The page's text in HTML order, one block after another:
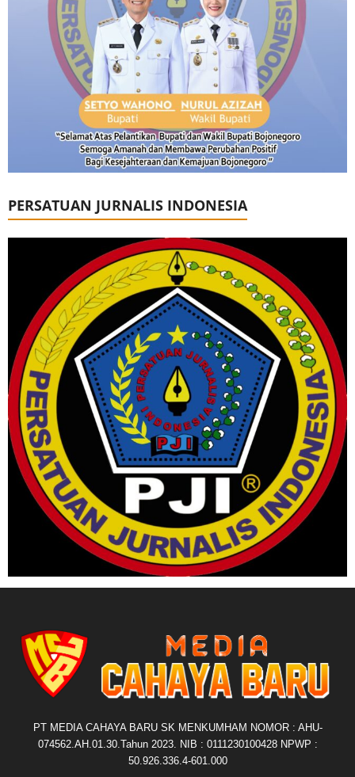
PERSATUAN JURNALIS INDONESIA
PT MEDIA CAHAYA BARU SK MENKUMHAM NOMOR : AHU-
074562.AH.01.30.Tahun 2023. NIB : 0111230100428 NPWP :
50.926.336.4-601.000